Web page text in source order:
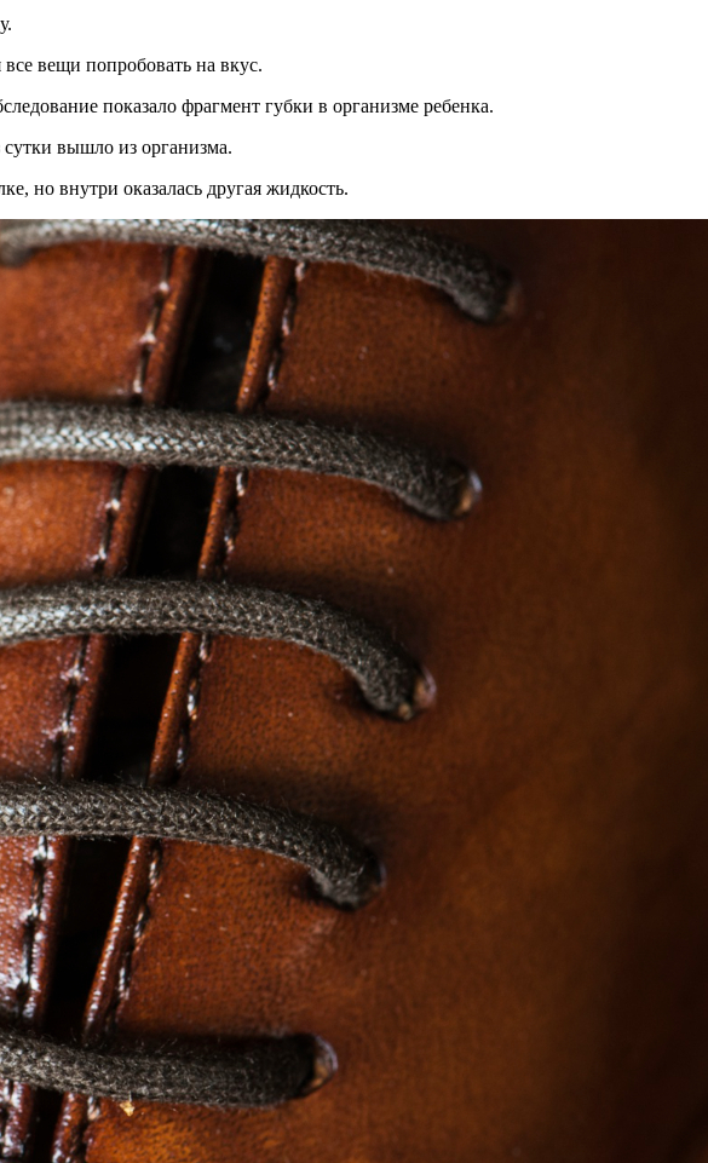
вещи попробовать на вкус.
показало фрагмент губки в организме ребенка.
сутки вышло из организма.
но внутри оказалась другая жидкость.